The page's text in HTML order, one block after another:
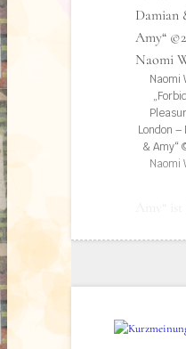
Naomi
London –
& Amy“
Naomi
Amy“
Luxury
dem
Über